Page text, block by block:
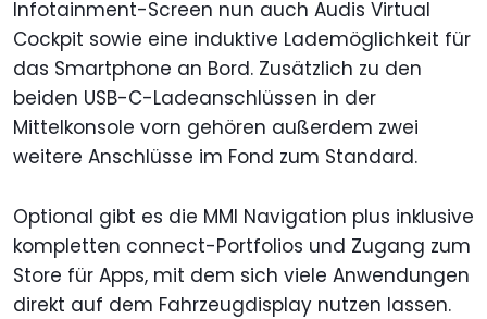
Infotainment-Screen nun auch Audis Virtual
Cockpit sowie eine induktive Lademöglichkeit für
das Smartphone an Bord. Zusätzlich zu den
beiden USB-C-Ladeanschlüssen in der
Mittelkonsole vorn gehören außerdem zwei
weitere Anschlüsse im Fond zum Standard.
Optional gibt es die MMI Navigation plus inklusive
kompletten connect-Portfolios und Zugang zum
Store für Apps, mit dem sich viele Anwendungen
direkt auf dem Fahrzeugdisplay nutzen lassen.